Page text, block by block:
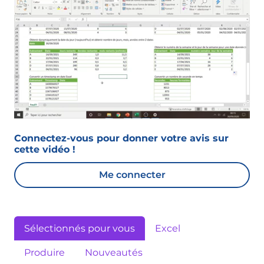
Connectez-vous pour donner votre avis sur
cette vidéo !
Me connecter
Sélectionnés pour vous Excel
Produire Nouveautés